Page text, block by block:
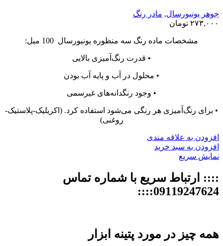
جوهر یونیورسال, مادر رنگ
۲۷۳,۰۰۰ تومان
مشخصات ماده رنگ سه منظوره یونیورسال 100 میل:
• قدرت رنگ‌آمیزی بالایی
• محلول در آب و پایه آب بودن
• وجود رنگدانه‌های غیرسمی
• برای رنگ‌آمیزی هر رنگی می‌شود استفاده کرد. (اکریلیک-پلاستیک-
روغنی)
افزودن به علاقه مندی
افزودن به سبد خرید
نمایش سریع
:::: ارتباط سریع با شماره تماس
09119247624::::
همه چیز در مورد پتینه ابزار